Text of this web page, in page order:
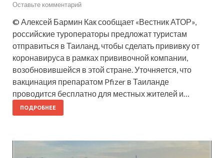
Оставьте комментарий
© Алексей Бармин Как сообщает «Вестник АТОР»,
российские туроператоры предложат туристам
отправиться в Таиланд, чтобы сделать прививку от
коронавируса в рамках прививочной компании,
возобновившейся в этой стране. Уточняется, что
вакцинация препаратом Pfizer в Таиланде
проводится бесплатно для местных жителей и…
ПОДРОБНЕЕ